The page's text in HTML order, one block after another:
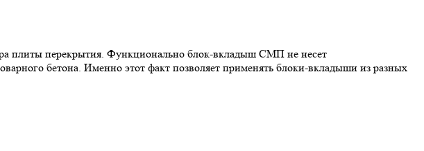
плиты перекрытия. Функционально блок-вкладыш СМП не несет
бетона. Именно этот факт позволяет применять блоки-вкладыши из разных